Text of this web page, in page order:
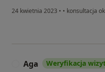
24 kwietnia 2023 • • konsultacja
Aga Weryfikacja